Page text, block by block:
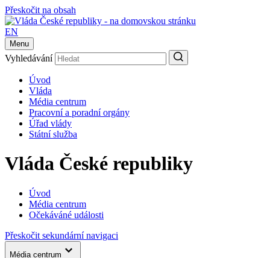
Přeskočit na obsah
EN
Menu
Vyhledávání
Úvod
Vláda
Média centrum
Pracovní a poradní orgány
Úřad vlády
Státní služba
Vláda České republiky
Úvod
Média centrum
Očekáváné události
Přeskočit sekundární navigaci
Média centrum